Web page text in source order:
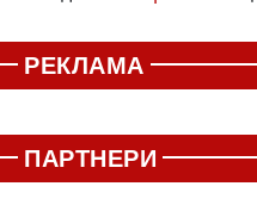
РЕКЛАМА
ПАРТНЕРИ